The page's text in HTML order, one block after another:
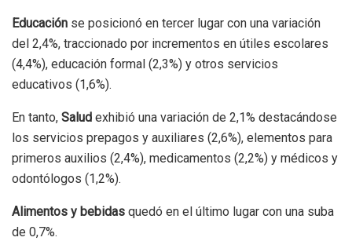
Educación se posicionó en tercer lugar con una variación
del 2,4%, traccionado por incrementos en útiles escolares
(4,4%), educación formal (2,3%) y otros servicios
educativos (1,6%).
En tanto, Salud exhibió una variación de 2,1% destacándose
los servicios prepagos y auxiliares (2,6%), elementos para
primeros auxilios (2,4%), medicamentos (2,2%) y médicos y
odontólogos (1,2%).
Alimentos y bebidas quedó en el último lugar con una suba
de 0,7%.